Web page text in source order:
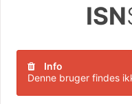
ISN
Info
Denne bruger findes